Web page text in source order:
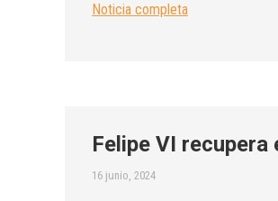
Noticia completa
Felipe VI
16 junio, 2024